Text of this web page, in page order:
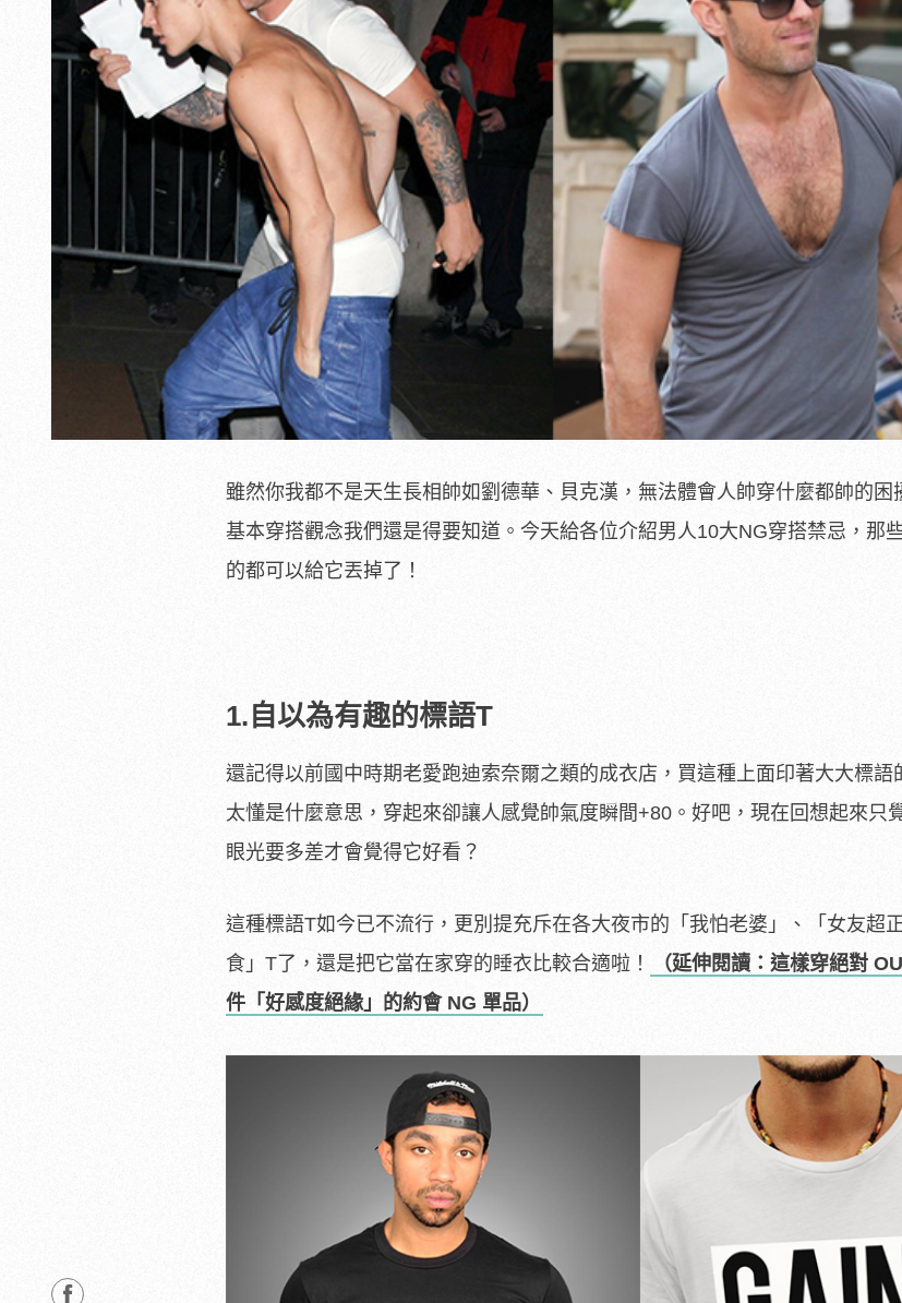
雖然你我都不是天生長相帥如劉德華、貝克漢，無法體會人帥穿什麼都帥的困
基本穿搭觀念我們還是得要知道。今天給各位介紹男人10大NG穿搭禁忌，那
的都可以給它丟掉了！
1.自以為有趣的標語T
還記得以前國中時期老愛跑迪索奈爾之類的成衣店，買這種上面印著大大標語
太懂是什麼意思，穿起來卻讓人感覺帥氣度瞬間+80。好吧，現在回想起來只
眼光要多差才會覺得它好看？
這種標語T如今已不流行，更別提充斥在各大夜市的「我怕老婆」、「女友超
食」T了，還是把它當在家穿的睡衣比較合適啦！
（延伸閱讀：這樣穿絕對
件「好感度絕緣」的約會 NG 單品）